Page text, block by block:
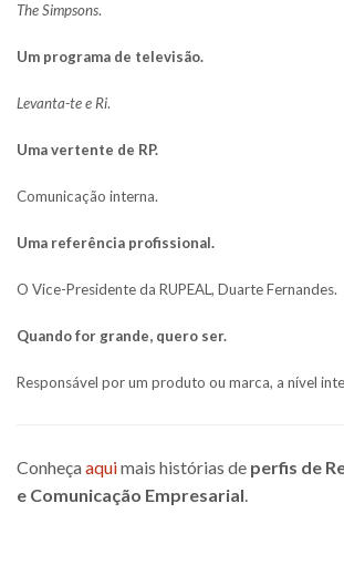
The Simpsons.
Um programa de televisão.
Levanta-te e Ri.
Uma vertente de RP.
Comunicação interna.
Uma referência profissional.
O Vice-Presidente da RUPEAL, Duarte Fernandes.
Quando for grande, quero ser.
Responsável por um produto ou marca, a nível
Conheçaaquimais histórias de perfis de
e Comunicação Empresarial.